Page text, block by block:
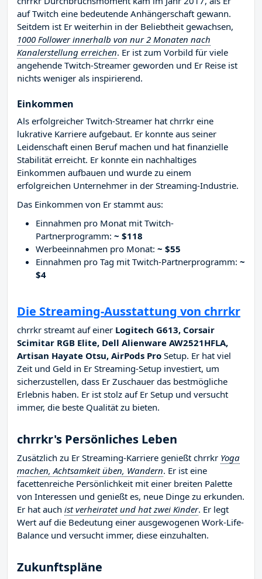
auf Twitch eine bedeutende Anhängerschaft gewann.
Seitdem ist Er weiterhin in der Beliebtheit gewachsen,
1000 Follower innerhalb von nur 2 Monaten nach
Kanalerstellung erreichen. Er ist zum Vorbild für viele
angehende Twitch-Streamer geworden und Er Reise ist
nichts weniger als inspirierend.
Einkommen
Als erfolgreicher Twitch-Streamer hat chrrkr eine
lukrative Karriere aufgebaut. Er konnte aus seiner
Leidenschaft einen Beruf machen und hat finanzielle
Stabilität erreicht. Er konnte ein nachhaltiges
Einkommen aufbauen und wurde zu einem
erfolgreichen Unternehmer in der Streaming-Industrie.
Das Einkommen von Er stammt aus:
Einnahmen pro Monat mit Twitch-
Partnerprogramm: ~ $118
Werbeeinnahmen pro Monat: ~ $55
Einnahmen pro Tag mit Twitch-Partnerprogramm: ~
$4
Die Streaming-Ausstattung von chrrkr
chrrkr streamt auf einer Logitech G613, Corsair
Scimitar RGB Elite, Dell Alienware AW2521HFLA,
Artisan Hayate Otsu, AirPods Pro Setup. Er hat viel
Zeit und Geld in Er Streaming-Setup investiert, um
sicherzustellen, dass Er Zuschauer das bestmögliche
Erlebnis haben. Er ist stolz auf Er Setup und versucht
immer, die beste Qualität zu bieten.
chrrkr's Persönliches Leben
Zusätzlich zu Er Streaming-Karriere genießt chrrkr Yoga
machen, Achtsamkeit üben, Wandern. Er ist eine
facettenreiche Persönlichkeit mit einer breiten Palette
von Interessen und genießt es, neue Dinge zu erkunden.
Er hat auch ist verheiratet und hat zwei Kinder. Er legt
Wert auf die Bedeutung einer ausgewogenen Work-Life-
Balance und versucht immer, diese einzuhalten.
Zukunftspläne